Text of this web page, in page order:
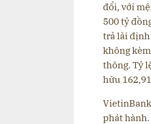
đổi, với
500 tỷ
trả lãi định
không
thông. Tỷ
hữu
phát